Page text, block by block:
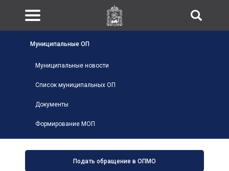
Подать обращение в ОПМО
Муниципальные ОП
Муниципальные новости
Список муниципальных ОП
Документы
Формирование МОП